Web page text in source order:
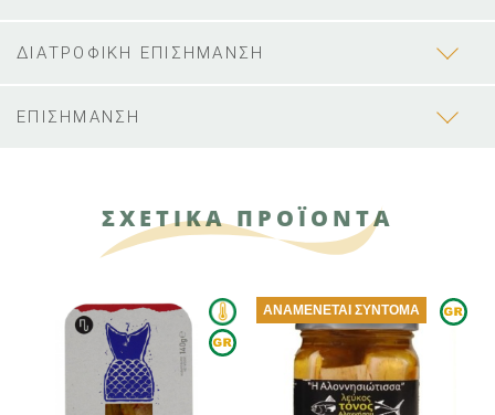
ΔΙΑΤΡΟΦΙΚΗ ΕΠΙΣΗΜΑΝΣΗ
ΕΠΙΣΗΜΑΝΣΗ
ΣΧΕΤΙΚΑ ΠΡΟΪΟΝΤΑ
ΑΝΑΜΈΝΕΤΑΙ ΣΎΝΤΟΜΑ